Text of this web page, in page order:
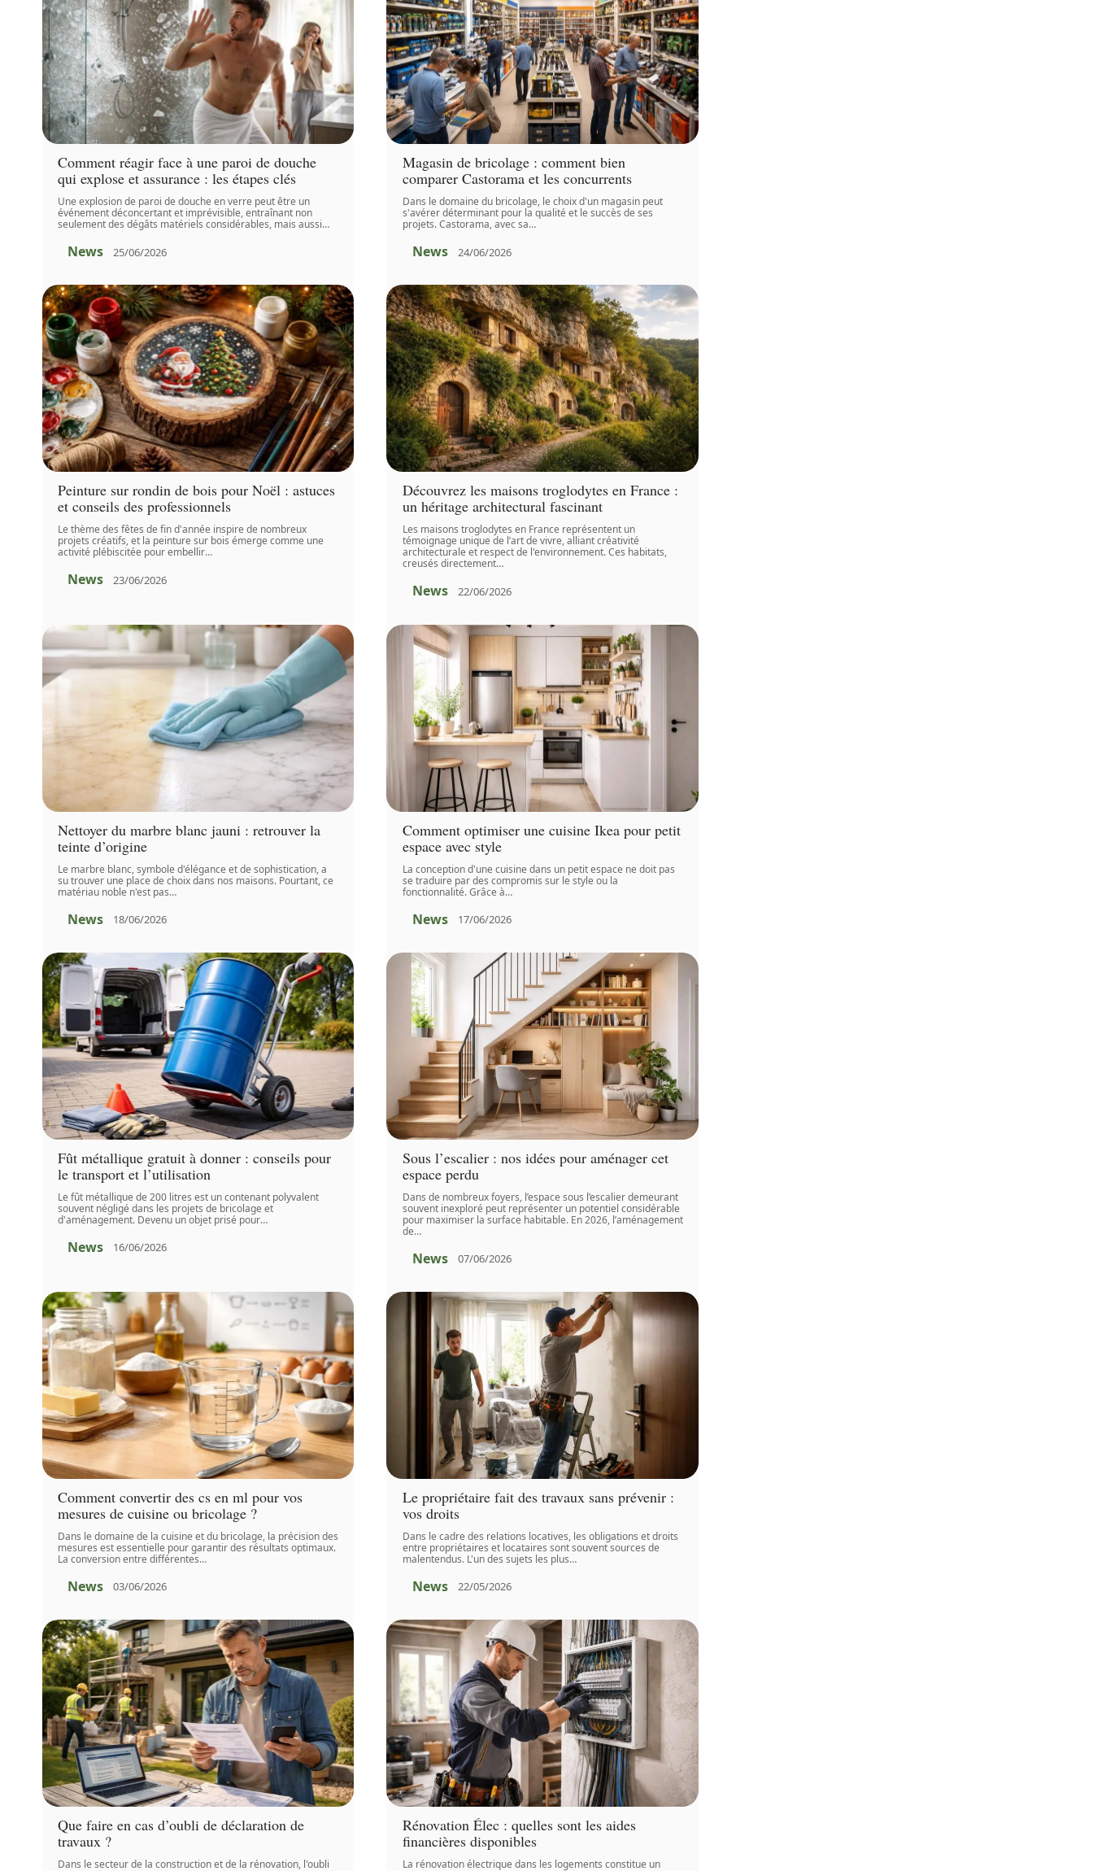
Comment réagir face à une paroi de douche
qui explose et assurance : les étapes clés
Une explosion de paroi de douche en verre peut être un
événement déconcertant et imprévisible, entraînant non
seulement des dégâts matériels considérables, mais aussi…
News 25/06/2026
Magasin de bricolage : comment bien
comparer Castorama et les concurrents
Dans le domaine du bricolage, le choix d'un magasin peut
s'avérer déterminant pour la qualité et le succès de ses
projets. Castorama, avec sa…
News 24/06/2026
Peinture sur rondin de bois pour Noël : astuces
et conseils des professionnels
Le thème des fêtes de fin d'année inspire de nombreux
projets créatifs, et la peinture sur bois émerge comme une
activité plébiscitée pour embellir…
News 23/06/2026
Découvrez les maisons troglodytes en France :
un héritage architectural fascinant
Les maisons troglodytes en France représentent un
témoignage unique de l’art de vivre, alliant créativité
architecturale et respect de l'environnement. Ces habitats,
creusés directement…
News 22/06/2026
Nettoyer du marbre blanc jauni : retrouver la
teinte d’origine
Le marbre blanc, symbole d'élégance et de sophistication, a
su trouver une place de choix dans nos maisons. Pourtant, ce
matériau noble n'est pas…
News 18/06/2026
Comment optimiser une cuisine Ikea pour petit
espace avec style
La conception d'une cuisine dans un petit espace ne doit pas
se traduire par des compromis sur le style ou la
fonctionnalité. Grâce à…
News 17/06/2026
Fût métallique gratuit à donner : conseils pour
le transport et l’utilisation
Le fût métallique de 200 litres est un contenant polyvalent
souvent négligé dans les projets de bricolage et
d'aménagement. Devenu un objet prisé pour…
News 16/06/2026
Sous l’escalier : nos idées pour aménager cet
espace perdu
Dans de nombreux foyers, l’espace sous l’escalier demeurant
souvent inexploré peut représenter un potentiel considérable
pour maximiser la surface habitable. En 2026, l’aménagement
de…
News 07/06/2026
Comment convertir des cs en ml pour vos
mesures de cuisine ou bricolage ?
Dans le domaine de la cuisine et du bricolage, la précision des
mesures est essentielle pour garantir des résultats optimaux.
La conversion entre différentes…
News 03/06/2026
Le propriétaire fait des travaux sans prévenir :
vos droits
Dans le cadre des relations locatives, les obligations et droits
entre propriétaires et locataires sont souvent sources de
malentendus. L'un des sujets les plus…
News 22/05/2026
Que faire en cas d’oubli de déclaration de
travaux ?
Dans le secteur de la construction et de la rénovation, l'oubli
Rénovation Élec : quelles sont les aides
financières disponibles
La rénovation électrique dans les logements constitue un